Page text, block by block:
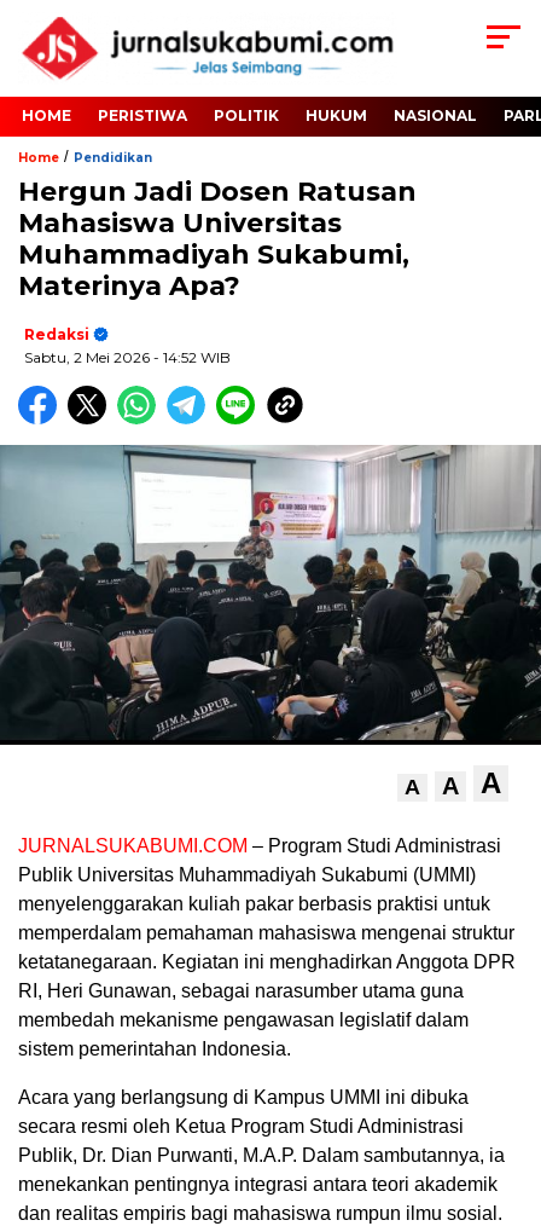
HOME PERISTIWA POLITIK HUKUM NASIONAL
Home / Pendidikan
Hergun Jadi Dosen Ratusan
Mahasiswa Universitas
Muhammadiyah Sukabumi,
Materinya Apa?
Redaksi
Sabtu, 2 Mei 2026 - 14:52 WIB
A A A
JURNALSUKABUMI.COM – Program Studi Administrasi
Publik Universitas Muhammadiyah Sukabumi (UMMI)
menyelenggarakan kuliah pakar berbasis praktisi untuk
memperdalam pemahaman mahasiswa mengenai struktur
ketatanegaraan. Kegiatan ini menghadirkan Anggota DPR
RI, Heri Gunawan, sebagai narasumber utama guna
membedah mekanisme pengawasan legislatif dalam
sistem pemerintahan Indonesia.
Acara yang berlangsung di Kampus UMMI ini dibuka
secara resmi oleh Ketua Program Studi Administrasi
Publik, Dr. Dian Purwanti, M.A.P. Dalam sambutannya, ia
menekankan pentingnya integrasi antara teori akademik
dan realitas empiris bagi mahasiswa rumpun ilmu sosial.